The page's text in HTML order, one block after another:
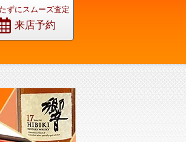
ずにスムーズ査定
来店予約